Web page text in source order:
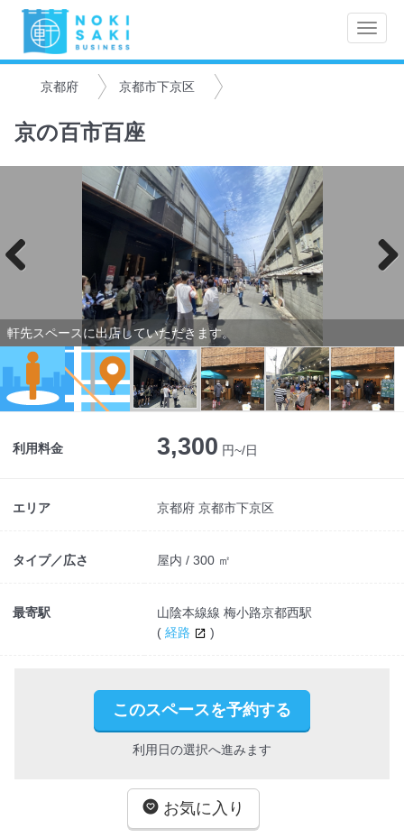
Toggle
京都府 京都市下京区
京の百市百座
軒先スペースに出店していただきます。
利用料金 3,300 円~/日
エリア 京都府 京都市下京区
タイプ／広さ 屋内 / 300 ㎡
最寄駅
山陰本線線 梅小路京都西駅
( 経路 )
このスペースを予約する
利用日の選択へ進みます
お気に入り